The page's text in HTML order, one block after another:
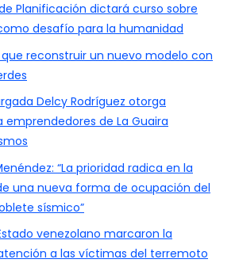
Planificación dictará curso sobre
desafío para la humanidad
que reconstruir un nuevo modelo con
Delcy Rodríguez otorga
de La Guaira
“La prioridad radica en la
una nueva forma de ocupación del
sísmico”
venezolano marcaron la
a las víctimas del terremoto